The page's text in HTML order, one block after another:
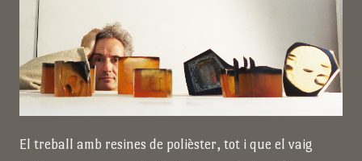
El treball amb resines de polièster, tot i que el vaig